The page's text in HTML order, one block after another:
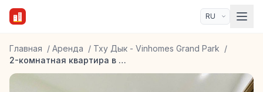
Главная / Аренда / Тху Дык - Vinhomes Grand Park /
2-комнатная квартира в Vinhomes Grand Park Beverly Solari